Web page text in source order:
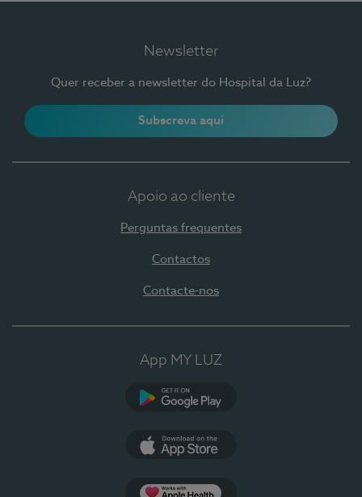
Newsletter
Quer receber a newsletter do Hospital da Luz?
Subscreva aqui
Apoio ao cliente
Perguntas frequentes
Contactos
Contacte-nos
App MY LUZ